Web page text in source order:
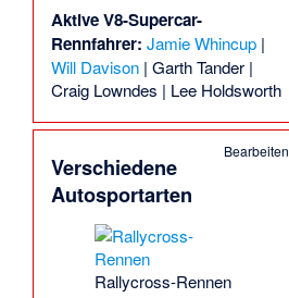
Aktive V8-Supercar-
Rennfahrer: Jamie Whincup|
Will Davison| Garth Tander|
Craig Lowndes | Lee Holdsworth
Bearbeiten
Verschiedene
Autosportarten
Rallycross-Rennen